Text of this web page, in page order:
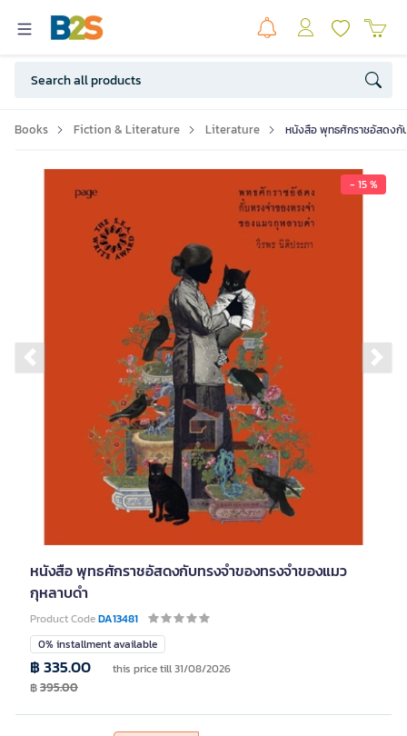
Books Fiction & Literature Literature หนังสือ พุทธศักราชอัสดงกั
- 15 %
Previous slide
หนังสือ พุทธศักราชอัสดงกับทรงจำของทรงจำของแมว
กุหลาบดำ
Product CodeDA13481
0% installment available
฿ 335.00 this price till 31/08/2026
฿395.00